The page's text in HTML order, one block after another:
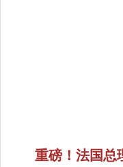
重磅！法国总